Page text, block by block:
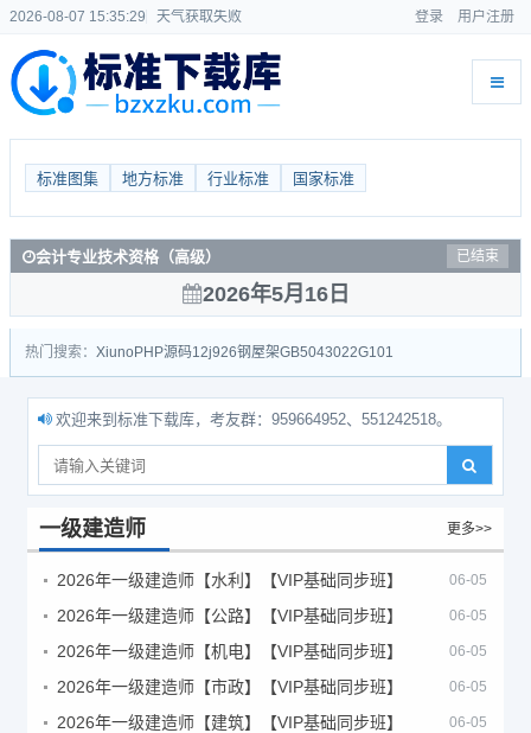
2026-08-07 15:35:30 天气获取失败 登录 用户注册
标准图集 地方标准 行业标准 国家标准
监理工程师 已结束
2026年5月16日
热门搜索： Xiuno PHP源码12j926钢屋架GB5043022G101
欢迎来到标准下载库，考友群：959664952、551242518。
一级建造师 更多>>
2026年一级建造师【水利】【VIP基础同步班】 06-05
2026年一级建造师【公路】【VIP基础同步班】 06-05
2026年一级建造师【机电】【VIP基础同步班】 06-05
2026年一级建造师【市政】【VIP基础同步班】 06-05
2026年一级建造师【建筑】【VIP基础同步班】 06-05